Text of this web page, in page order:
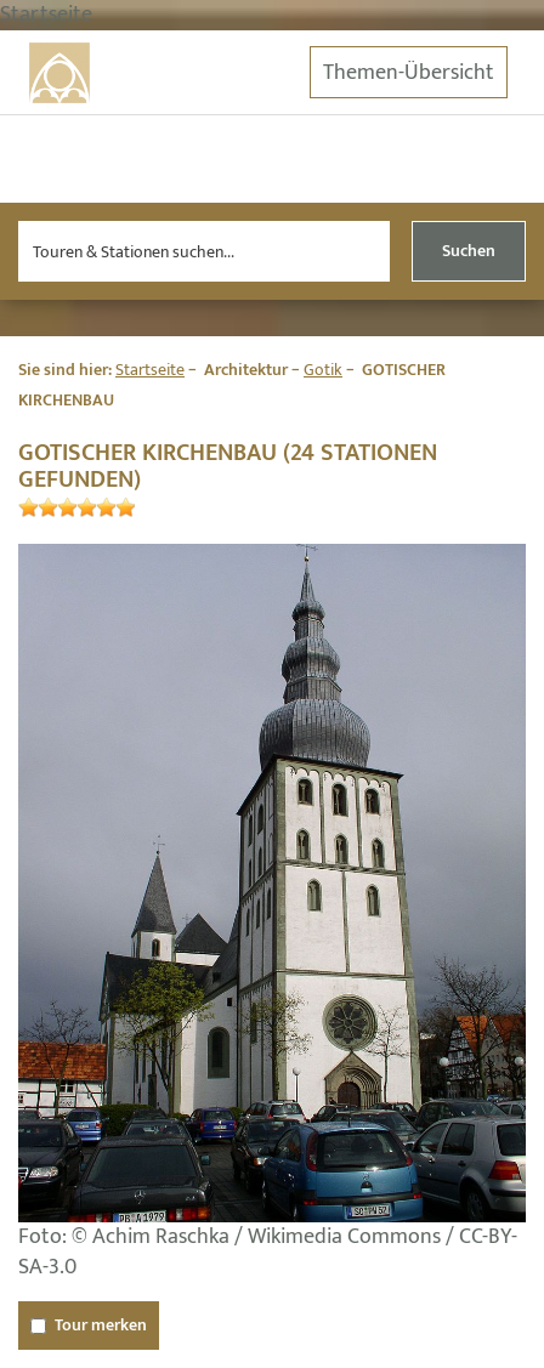
Startseite
Themen-Übersicht
Suchen
Sie sind hier:Startseite Architektur Gotik
GOTISCHER
KIRCHENBAU
GOTISCHER KIRCHENBAU (24 STATIONEN
GEFUNDEN)
Foto: © Achim Raschka / Wikimedia Commons / CC-BY-
SA-3.0
Tour merken